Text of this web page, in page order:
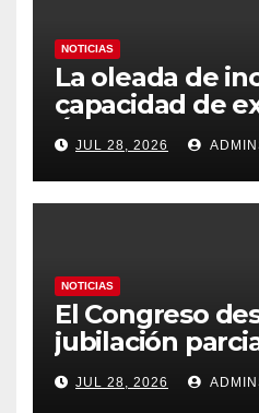
NOTICIAS
La oleada de
capacidad de
Ávila y al oeste
obliga a declarar
emergencia
JUL 28, 2026
NOTICIAS
El Congreso
jubilación
trabajadores
sector público
JUL 28, 2026